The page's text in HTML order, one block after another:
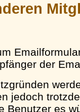
der
jedoch
Benutzer es